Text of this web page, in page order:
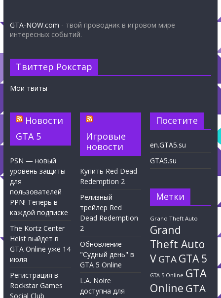
GTA-NOW.com - твой проводник в игровом мире
интересных событий.
Твиттер Рокстар
Мои твиты
Новости
GTA 5
PSN — новый
уровень защиты
для
пользователей
PPN! Теперь в
каждой подписке
The Kortz Center
Heist выйдет в
GTA Online уже 14
июля
Регистрация в
Rockstar Games
Social Club
Игровые
новости
Купить Red Dead
Redemption 2
Релизный
трейлер Red
Dead Redemption
2
Обновление
"Судный день" в
GTA 5 Online
L.A. Noire
доступна для
Посетите
en.GTA5.su
GTA5.su
Метки
Grand Theft Auto
Grand
Theft Auto
VGTAGTA 5
GTA 5 Online GTA
Online GTA